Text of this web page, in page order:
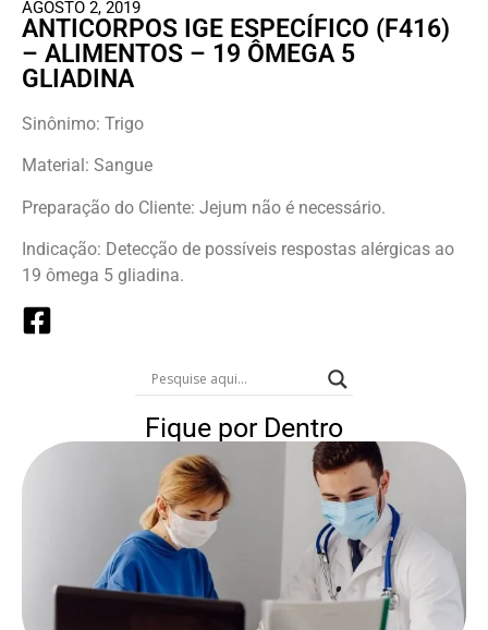
AGOSTO 2, 2019
ANTICORPOS IGE ESPECÍFICO (F416)
– ALIMENTOS – 19 ÔMEGA 5
GLIADINA
Sinônimo: Trigo
Material: Sangue
Preparação do Cliente: Jejum não é necessário.
Indicação: Detecção de possíveis respostas alérgicas ao
19 ômega 5 gliadina.
Fique por Dentro